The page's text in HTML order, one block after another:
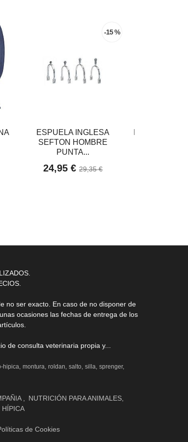
-15 %
ESPUELA INGLESA
SEFTON HOMBRE
PUNTA...
24,95 €29,35 €
no ser exacto. En caso de no disponer de
ocasiones las fechas de entrega de los
de consulta veterinaria propia y...
hipica montura roldan salto silla sprenger
NUTRICIÓN PARA ANIMALES
HÍPICA
de Cookies